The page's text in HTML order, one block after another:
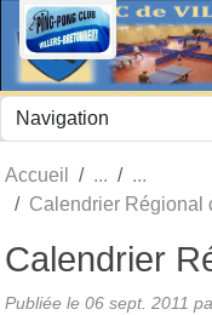
Accueil
Calendrier Régional
Calendrier
Publiée le 06 sept. 2011
Panneau de gestion